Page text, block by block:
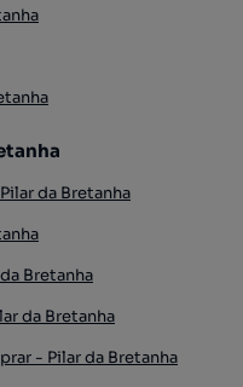
da Bretanha
Bretanha
da Bretanha
- Pilar da Bretanha